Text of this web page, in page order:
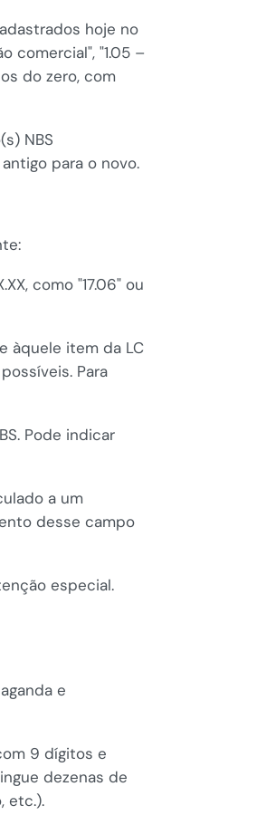
hoje no
comercial", "1.05 –
do zero, com
NBS
para o novo.
como "17.06" ou
àquele item da LC
Para
Pode indicar
a um
desse campo
especial.
e
9 dígitos e
dezenas de
etc.).